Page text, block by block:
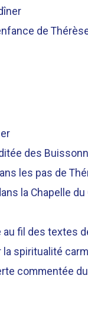
de
des
les pas de
la Chapelle du
au fil des textes
la spiritualité
commentée